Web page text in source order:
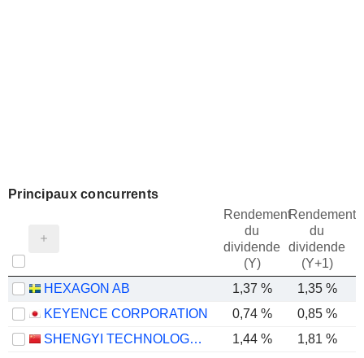
Principaux concurrents
Rendement
du
dividende
(Y)
Rendement
du
dividende
(Y+1)
HEXAGON AB 1,37 % 1,35 %
KEYENCE CORPORATION
0,74 % 0,85 %
SHENGYI TECHNOLOGY CO.,LTD.
1,44 % 1,81 %